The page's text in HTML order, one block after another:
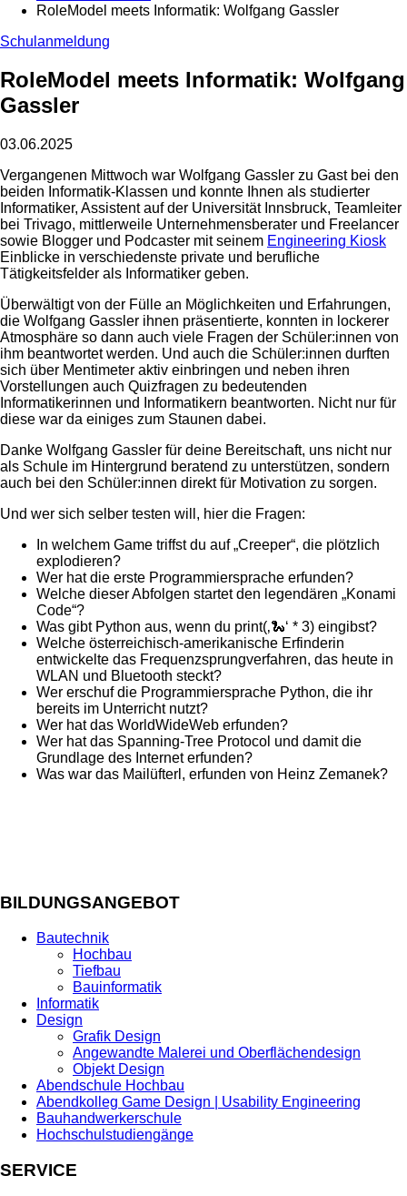
RoleModel meets Informatik: Wolfgang Gassler
Schulanmeldung
RoleModel meets Informatik: Wolfgang
Gassler
03.06.2025
Vergangenen Mittwoch war Wolfgang Gassler zu Gast bei den
beiden Informatik-Klassen und konnte Ihnen als studierter
Informatiker, Assistent auf der Universität Innsbruck, Teamleiter
bei Trivago, mittlerweile Unternehmensberater und Freelancer
sowie Blogger und Podcaster mit seinem Engineering Kiosk
Einblicke in verschiedenste private und berufliche
Tätigkeitsfelder als Informatiker geben.
Überwältigt von der Fülle an Möglichkeiten und Erfahrungen,
die Wolfgang Gassler ihnen präsentierte, konnten in lockerer
Atmosphäre so dann auch viele Fragen der Schüler:innen von
ihm beantwortet werden. Und auch die Schüler:innen durften
sich über Mentimeter aktiv einbringen und neben ihren
Vorstellungen auch Quizfragen zu bedeutenden
Informatikerinnen und Informatikern beantworten. Nicht nur für
diese war da einiges zum Staunen dabei.
Danke Wolfgang Gassler für deine Bereitschaft, uns nicht nur
als Schule im Hintergrund beratend zu unterstützen, sondern
auch bei den Schüler:innen direkt für Motivation zu sorgen.
Und wer sich selber testen will, hier die Fragen:
In welchem Game triffst du auf „Creeper“, die plötzlich
explodieren?
Wer hat die erste Programmiersprache erfunden?
Welche dieser Abfolgen startet den legendären „Konami
Code“?
Was gibt Python aus, wenn du print(‚🐍‘ * 3) eingibst?
Welche österreichisch-amerikanische Erfinderin
entwickelte das Frequenzsprungverfahren, das heute in
WLAN und Bluetooth steckt?
Wer erschuf die Programmiersprache Python, die ihr
bereits im Unterricht nutzt?
Wer hat das WorldWideWeb erfunden?
Wer hat das Spanning-Tree Protocol und damit die
Grundlage des Internet erfunden?
Was war das Mailüfterl, erfunden von Heinz Zemanek?
BILDUNGSANGEBOT
Bautechnik
Hochbau
Tiefbau
Bauinformatik
Informatik
Design
Grafik Design
Angewandte Malerei und Oberflächendesign
Objekt Design
Abendschule Hochbau
Abendkolleg Game Design | Usability Engineering
Bauhandwerkerschule
Hochschulstudiengänge
SERVICE